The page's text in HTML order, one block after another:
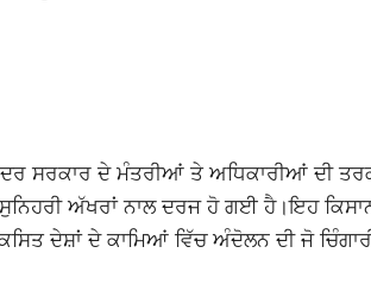
ਸਰਕਾਰ ਦੇ ਮੰਤਰੀਆਂ ਤੇ ਅਧਿਕਾਰੀਆਂ ਦੀ
ਅੱਖਰਾਂ ਨਾਲ ਦਰਜ ਹੋ ਗਈ ਹੈ।ਇਹ
ਦੇਸ਼ਾਂ ਦੇ ਕਾਮਿਆਂ ਵਿੱਚ ਅੰਦੋਲਨ ਦੀ ਜੋ